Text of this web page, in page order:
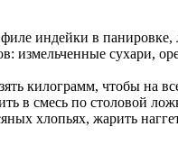
индейки в панировке,
измельченные сухари,
килограмм, чтобы на
в смесь по столовой
хлопьях, жарить